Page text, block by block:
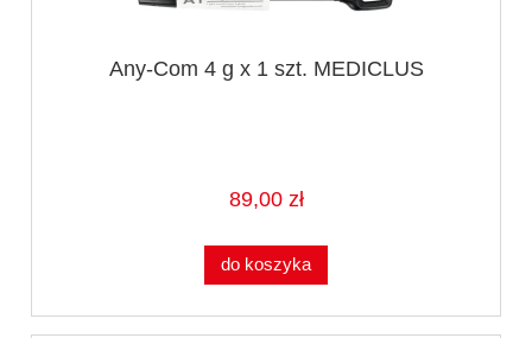
Any-Com 4 g x 1 szt. MEDICLUS
89,00 zł
do koszyka